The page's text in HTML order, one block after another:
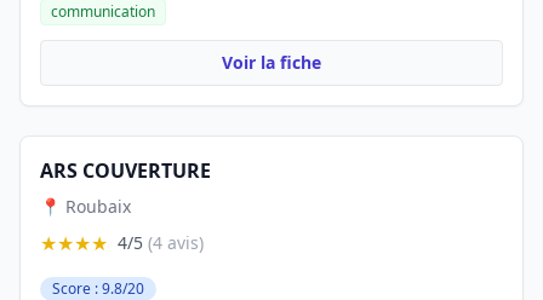
communication
Voir la fiche
ARS COUVERTURE
📍 Roubaix
★★★★ 4/5 (4 avis)
Score : 9.8/20